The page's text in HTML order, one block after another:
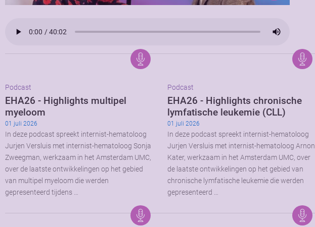
Podcast
EHA26 - Highlights multipel
myeloom
01 juli 2026
In deze podcast spreekt internist-hematoloog
Jurjen Versluis met internist-hematoloog Sonja
Zweegman, werkzaam in het Amsterdam UMC,
over de laatste ontwikkelingen op het gebied
van multipel myeloom die werden
gepresenteerd tijdens …
Podcast
EHA26 - Highlights chronische
lymfatische leukemie (CLL)
01 juli 2026
In deze podcast spreekt internist-hematoloog
Jurjen Versluis met internist-hematoloog Arnon
Kater, werkzaam in het Amsterdam UMC, over
de laatste ontwikkelingen op het gebied van
chronische lymfatische leukemie die werden
gepresenteerd …